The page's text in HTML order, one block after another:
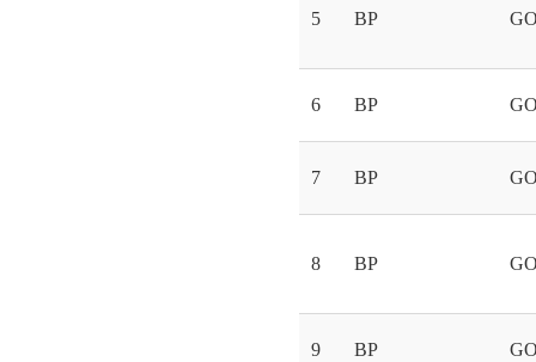
5 BP
6 BP
7 BP
8 BP
9 BP